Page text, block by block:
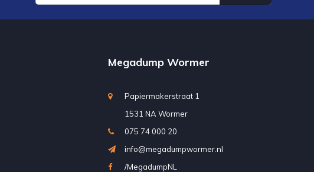
Megadump Wormer
Papiermakerstraat 1
1531 NA Wormer
075 74 000 20
info@megadumpwormer.nl
/MegadumpNL